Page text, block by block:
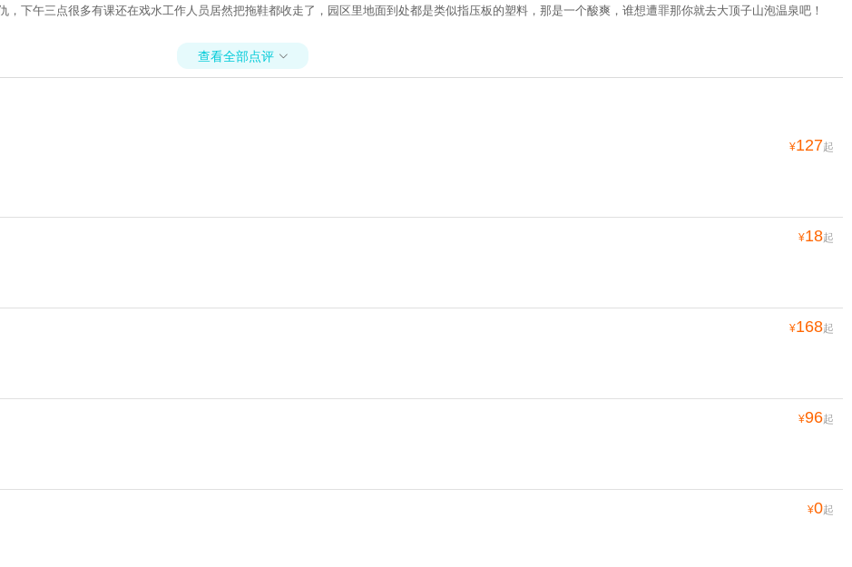
下午三点很多有课还在戏水工作人员居然把拖鞋都收走了，园区里地面到处都是类似指压板的塑料，那是一个酸爽，谁想遭罪那你就去大顶子山泡温泉吧！
查看全部点评 
¥127起
¥18起
¥168起
¥96起
¥0起